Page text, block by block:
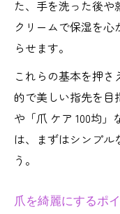
美しいネ
初心者に
由
セルフネイル
ネイル手
サロン級
た、手を洗った後
クリームで保湿を
らせます。
これらの基本を押
的で美しい指先を目
や「爪 ケア 100均
は、まずはシンプル
う。
爪を綺麗にするポ